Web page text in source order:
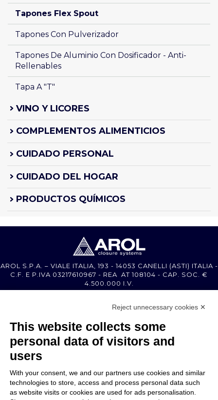
Tapones Flex Spout
Tapones Con Pulverizador
Tapones De Aluminio Con Dosificador - Anti-
Rellenables
Tapa A "T"
VINO Y LICORES
COMPLEMENTOS ALIMENTICIOS
CUIDADO PERSONAL
CUIDADO DEL HOGAR
PRODUCTOS QUÍMICOS
AROL S.P.A. – VIALE ITALIA, 193 - 14053 CANELLI (ASTI) ITALIA -
C.F. E P.IVA 03217610967 - REA AT 108104 - CAP. SOC. €
4.500.000 I.V.
MEMBER OF
EMPRESA
ATENCIÓN AL CLIENTE
ÚNETE A NOSOTROS
Reject unnecessary cookies ✕
This website collects some
personal data of visitors and
users
With your consent, we and our partners use cookies and similar
technologies to store, access and process personal data such
as website visits or cookies are used for ads personalisation.